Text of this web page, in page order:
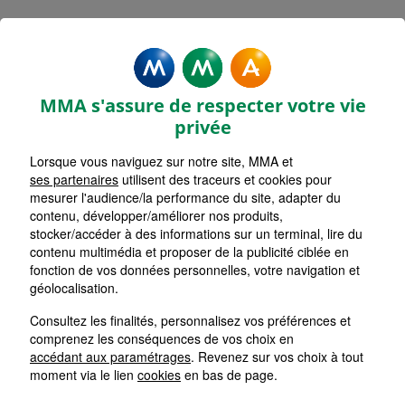
Accueil Assurance Hauts-de-France Assurance Nord (59)
MMA s'assure de respecter votre vie
privée
Lorsque vous naviguez sur notre site, MMA et
ses partenaires utilisent des traceurs et cookies pour
mesurer l'audience/la performance du site, adapter du
contenu, développer/améliorer nos produits,
stocker/accéder à des informations sur un terminal, lire du
contenu multimédia et proposer de la publicité ciblée en
fonction de vos données personnelles, votre navigation et
géolocalisation.
Consultez les finalités, personnalisez vos préférences et
comprenez les conséquences de vos choix en
accédant aux paramétrages. Revenez sur vos choix à tout
moment via le lien cookies en bas de page.